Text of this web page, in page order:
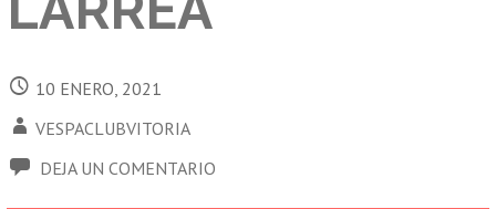
10 ENERO, 2021
VESPACLUBVITORIA
DEJA UN COMENTARIO